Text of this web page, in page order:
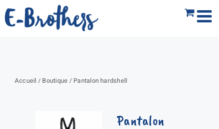
Passer
au
Accueil / Boutique / Pantalon hardshell
Pantalon